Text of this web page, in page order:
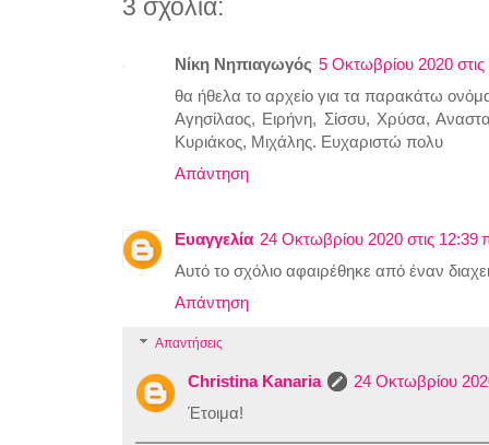
3 σχόλια:
Νίκη Νηπιαγωγός 5 Οκτωβρίου 2020
θα ήθελα το αρχείο για τα παρακάτω
Αγησίλαος, Ειρήνη, Σίσσυ, Χρύσα,
Κυριάκος, Μιχάλης. Ευχαριστώ πολυ
Απάντηση
Ευαγγελία 24 Οκτωβρίου 2020 στις 12:39
Αυτό το σχόλιο αφαιρέθηκε από έναν
Απάντηση
Απαντήσεις
Christina Kanaria
24 Οκτωβρίου
Έτοιμα!